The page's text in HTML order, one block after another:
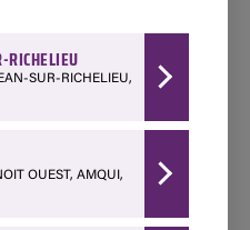
RICHELIEU
SUR-RICHELIEU,
OUEST, AMQUI,
pour vérifier la
faire livrer d’une autre